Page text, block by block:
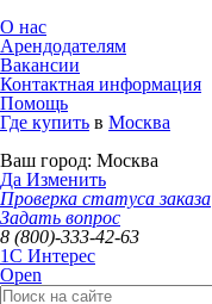
О нас
Арендодателям
Вакансии
Контактная информация
Помощь
Где купить в Москва
Ваш город: Москва
Да Изменить
Проверка статуса заказа
Задать вопрос
8 (800)-333-42-63
1C Интерес
Open